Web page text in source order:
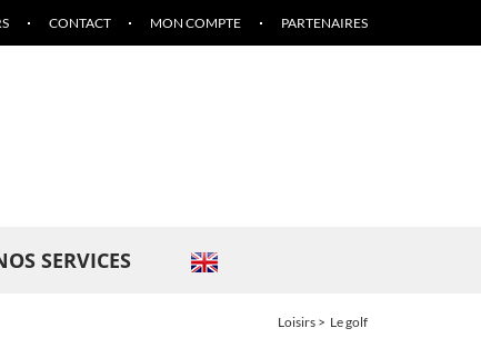
CONTACT MON COMPTE PARTENAIRES
SERVICES
Loisirs Le golf